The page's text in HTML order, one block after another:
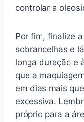
controlar a
Por fim, finalize
sobrancelhas e
longa duração e
que a
em dias mais
excessiva.
próprio para a